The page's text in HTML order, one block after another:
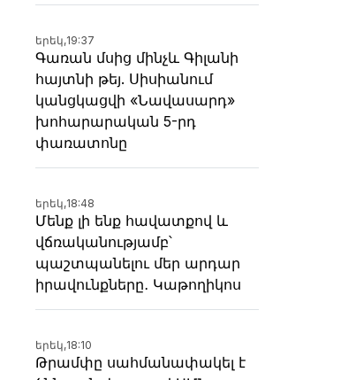
երեկ,19:37
Գառան մսից մինչև Գիլանի
հայտնի թեյ. Սիսիանում
կանցկացվի «Նավասարդ»
խոհարարական 5-րդ
փառատոնը
երեկ,18:48
Մենք լի ենք հավատքով և
վճռականությամբ՝
պաշտպանելու մեր արդար
իրավունքները․ Կաթողիկոս
երեկ,18:10
Թրամփը սահմանափակել է